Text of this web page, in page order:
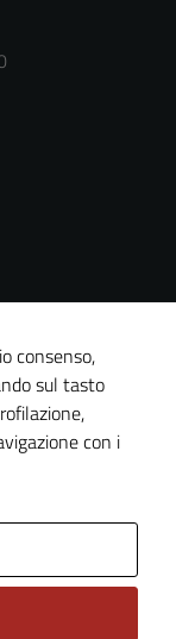
consenso,
sul tasto
con i